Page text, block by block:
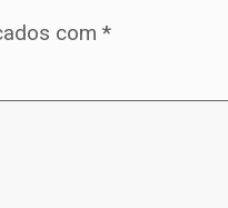
com*